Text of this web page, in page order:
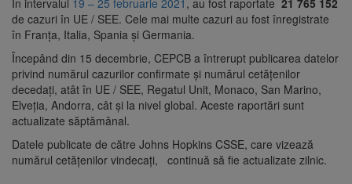
de cazuri în UE / SEE. Cele mai multe cazuri au fost înregistrate
în Franţa, Italia, Spania și Germania.
Începând din 15 decembrie, CEPCB a întrerupt publicarea datelor
privind numărul cazurilor confirmate și numărul cetățenilor
decedați, atât în UE / SEE, Regatul Unit, Monaco, San Marino,
Elveția, Andorra, cât și la nivel global. Aceste raportări sunt
actualizate săptămânal.
Datele publicate de către Johns Hopkins CSSE, care vizează
numărul cetățenilor vindecați, continuă să fie actualizate zilnic.